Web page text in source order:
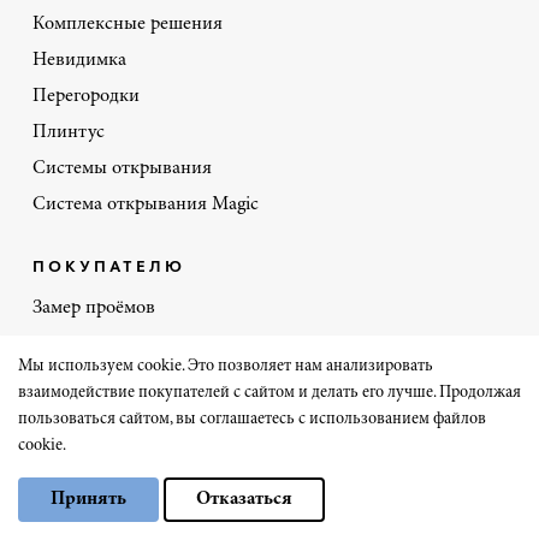
Комплексные решения
Невидимка
Перегородки
Плинтус
Системы открывания
Система открывания Magic
ПОКУПАТЕЛЮ
Замер проёмов
Материалы отделки
Портфолио
Политика скидок
Отзывы
Мы используем cookie. Это позволяет нам анализировать
взаимодействие покупателей с сайтом и делать его лучше. Продолжая
пользоваться сайтом, вы соглашаетесь с использованием файлов
cookie.
Минимальные
Принять Отказаться